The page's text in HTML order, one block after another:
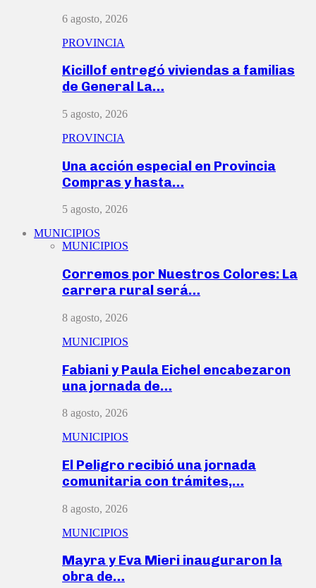
6 agosto, 2026
PROVINCIA
Kicillof entregó viviendas a familias
de General La…
5 agosto, 2026
PROVINCIA
Una acción especial en Provincia
Compras y hasta…
5 agosto, 2026
MUNICIPIOS
MUNICIPIOS
Corremos por Nuestros Colores: La
carrera rural será…
8 agosto, 2026
MUNICIPIOS
Fabiani y Paula Eichel encabezaron
una jornada de…
8 agosto, 2026
MUNICIPIOS
El Peligro recibió una jornada
comunitaria con trámites,…
8 agosto, 2026
MUNICIPIOS
Mayra y Eva Mieri inauguraron la
obra de…